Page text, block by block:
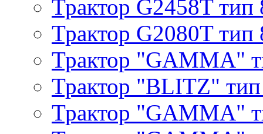
Трактор G2458T тип
Трактор G2080T тип
Трактор "GAMMA"
Трактор "BLITZ"
Трактор "GAMMA"